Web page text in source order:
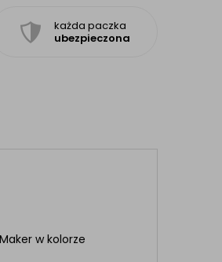
każda paczka
ubezpieczona
w kolorze